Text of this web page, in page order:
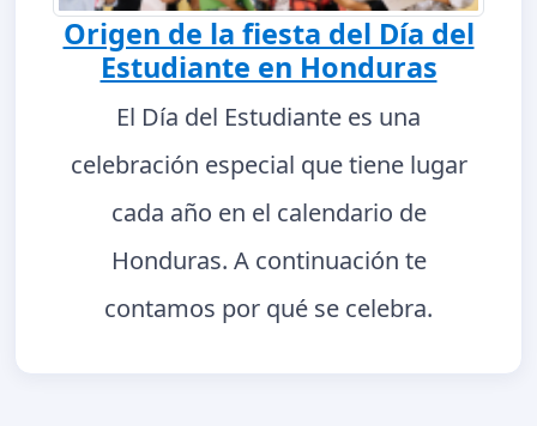
Origen de la fiesta del Día del
Estudiante en Honduras
El Día del Estudiante es una
celebración especial que tiene lugar
cada año en el calendario de
Honduras. A continuación te
contamos por qué se celebra.